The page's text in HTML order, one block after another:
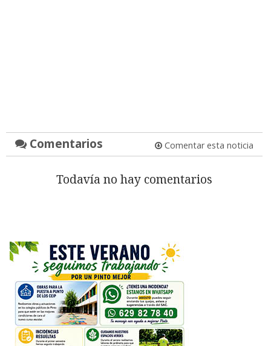
Comentarios Comentar esta noticia
Todavía no hay comentarios